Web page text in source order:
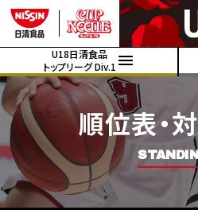
U18日清食品
トップリーグ Div.1
順位表・